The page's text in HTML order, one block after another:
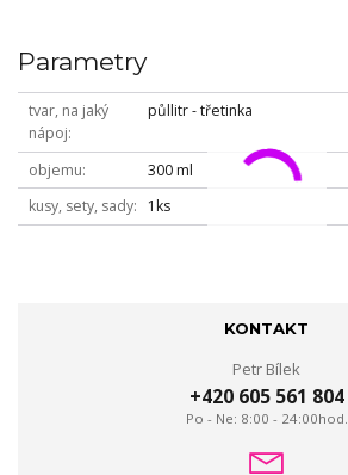
Parametry
tvar, na jaký
nápoj
půllitr - třetinka
objemu
300 ml
kusy, sety, sady
1ks
KONTAKT
Petr Bílek
+420 605 561 804
Po - Ne: 8:00 - 24:00hod.